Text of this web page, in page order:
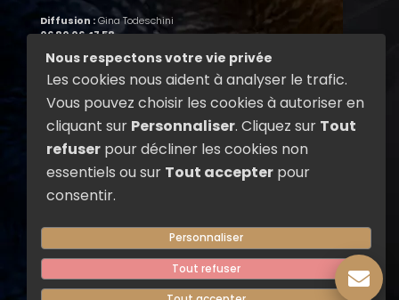
Diffusion :Gina Todeschini
06 80 06 47 58
Administration : Elisabeth Henry
admin@la-salamandre.com
RÉSEAUX SOCIAUX
Suivez La Salamandre sur les
actualités, nos spectacles de feu,
compagnie.
F
a
c
Y
o
u
Nous respectons votre vie privée
Les cookies nous aident à analyser le trafic.
Vous pouvez choisir les cookies à autoriser en
cliquant sur Personnaliser. Cliquez sur Tout
refuserpour décliner les cookies non
essentiels ou sur Tout accepterpour
consentir.
Personnaliser
Tout refuser